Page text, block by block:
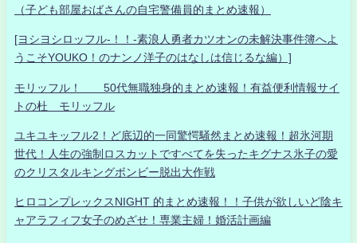
（子ども部屋おばさんの自宅警備員的まとめ速報）
[ヨシヨシロッフル-！！-素浪人勇者カツオンの未解決事件簿へよ
うこそYOUKO！のナンノ洋子のはなしは信じるな編）]
モリッフル！ 50代無職独身的まとめ速報！有益便利情報サイ
トの杜 モリッフル
ユキユキッフル2！ど底辺的一同驚愕騒然まとめ速報！超氷河期
世代！人生の強制ロスカットですべてを失ったキグナス氷子の愛
のクリスタルキングボンビー脱出大作戦
ヒロコンプレックスNIGHT 的まとめ速報！！子供が欲しいど陰キ
ャアラフィフ女子のめざせ！専業主婦！婚活計画編